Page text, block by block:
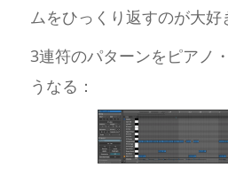
ムをひっくり返すのが大好
3連符のパターンをピアノ
うなる：